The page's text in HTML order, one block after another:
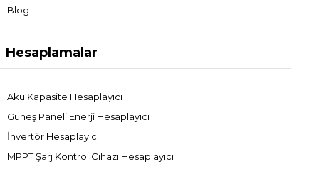
Blog
Hesaplamalar
Akü Kapasite Hesaplayıcı
Güneş Paneli Enerji Hesaplayıcı
İnvertör Hesaplayıcı
MPPT Şarj Kontrol Cihazı Hesaplayıcı